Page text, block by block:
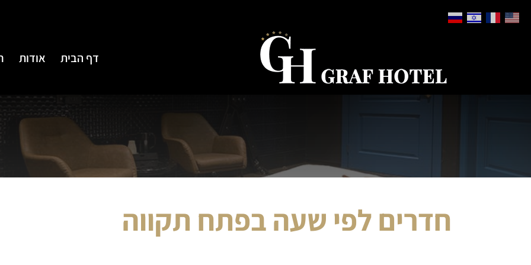
דף הבית אודות
חדרים לפי שעה בפתח תקווה